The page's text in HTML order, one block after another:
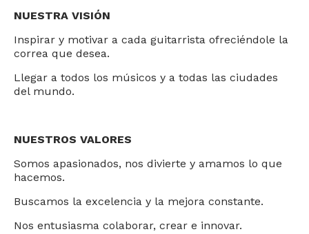
NUESTRA VISIÓN
Inspirar y motivar a cada guitarrista ofreciéndole la
correa que desea.
Llegar a todos los músicos y a todas las ciudades
del mundo.
NUESTROS VALORES
Somos apasionados, nos divierte y amamos lo que
hacemos.
Buscamos la excelencia y la mejora constante.
Nos entusiasma colaborar, crear e innovar.